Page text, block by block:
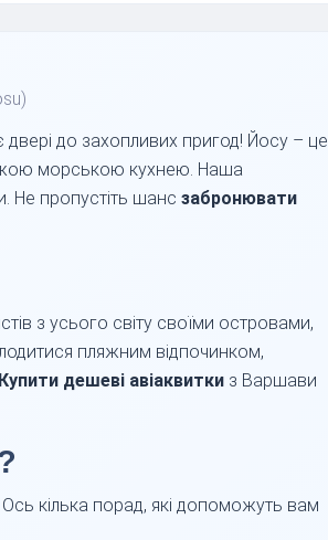
до захопливих пригод! Йосу – це
морською кухнею. Наша
Не пропустіть шанс забронювати
з усього світу своїми островами,
пляжним відпочинком,
Купити дешеві авіаквитки з Варшави
кілька порад, які допоможуть вам